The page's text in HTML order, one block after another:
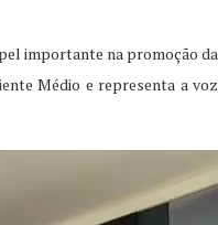
importante na promoção da
Médio e representa a voz